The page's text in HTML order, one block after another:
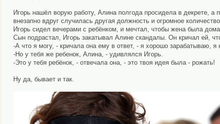
Игорь нашёл ворую работу, Алина полгода просидела в декрете, а
внезапно вдруг случилась другая должность и огромное
Игорь сидел вечерами с ребёнком, и мечтал, чтобы жена была
Сын подрастал, Игорь закатывал Алине скандалы. Он кричал ей,
-А что я могу, - кричала она ему в ответ, - я хорошо зарабатываю,
-Но у тебя же ребенок, Алина, - удивлялся Игорь.
-Это у тебя ребёнок, - отвечала она, - это твоя идея была - рожать!
Ну да, бывает и так.